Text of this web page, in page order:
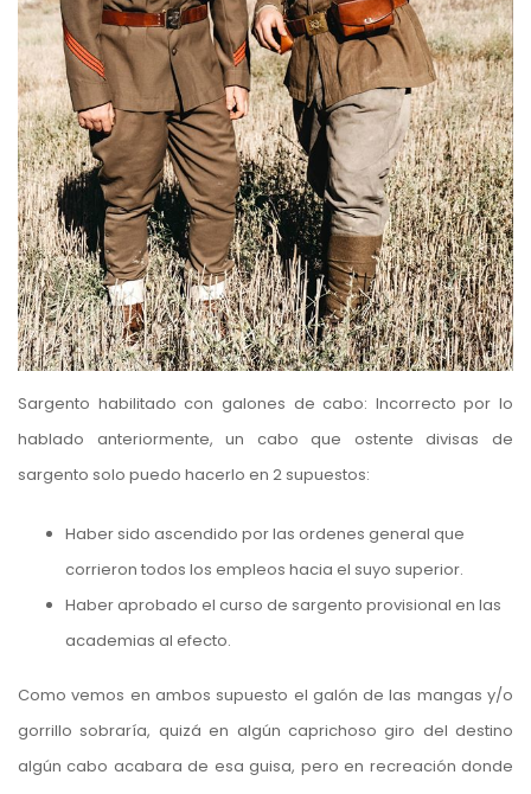
Sargento habilitado con galones de cabo: Incorrecto por lo
hablado anteriormente, un cabo que ostente divisas de
sargento solo puedo hacerlo en 2 supuestos:
Haber sido ascendido por las ordenes general que
corrieron todos los empleos hacia el suyo superior.
Haber aprobado el curso de sargento provisional en las
academias al efecto.
Como vemos en ambos supuesto el galón de las mangas y/o
gorrillo sobraría, quizá en algún caprichoso giro del destino
algún cabo acabara de esa guisa, pero en recreación donde